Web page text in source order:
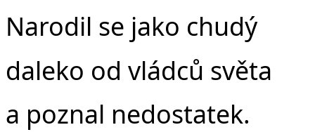
Narodil se jako chudý
daleko od vládců světa
a poznal nedostatek.